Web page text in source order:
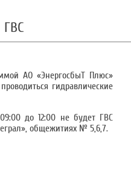
АО «ЭнергосбыТ Плюс»
гидравлические
до 12:00 не будет ГВС
общежитиях № 5,6,7.